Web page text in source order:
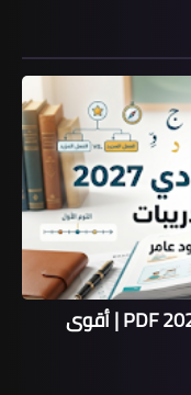
مذكرة نحو أولى إعدادي ترم أول 2027 PDF | أقوى